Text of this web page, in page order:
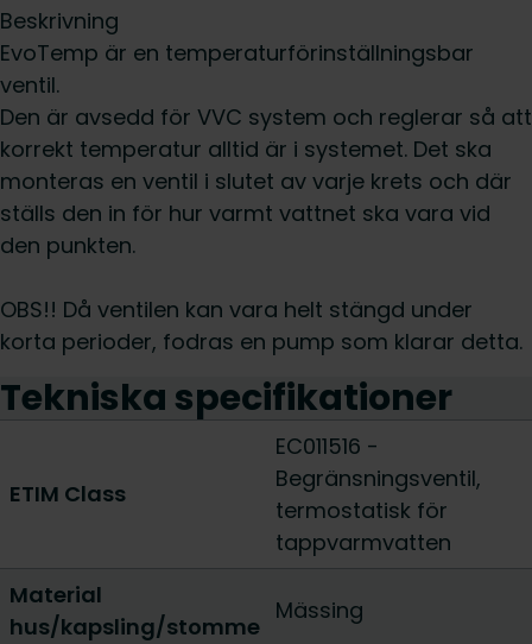
Beskrivning
EvoTemp är en temperaturförinställningsbar
ventil.
Den är avsedd för VVC system och reglerar så att
korrekt temperatur alltid är i systemet. Det ska
monteras en ventil i slutet av varje krets och där
ställs den in för hur varmt vattnet ska vara vid
den punkten.
OBS!! Då ventilen kan vara helt stängd under
korta perioder, fodras en pump som klarar detta.
Tekniska specifikationer
ETIM Class
EC011516 -
Begränsningsventil,
termostatisk för
tappvarmvatten
Material
hus/kapsling/stomme
Mässing